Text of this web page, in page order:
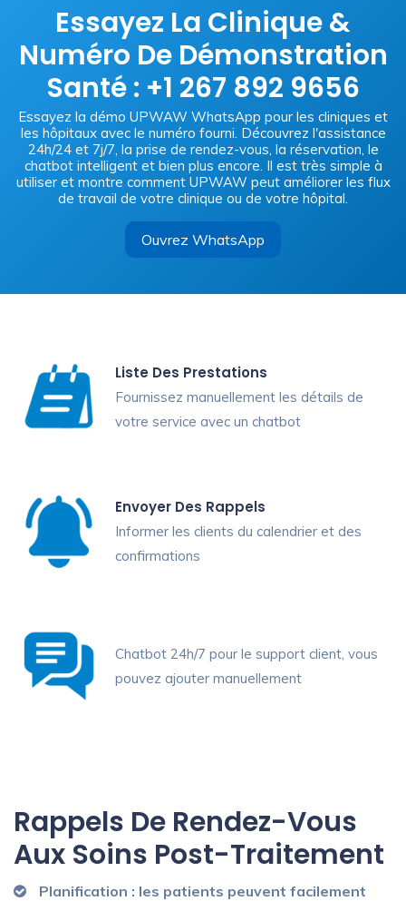
Essayez La Clinique &
Numéro De Démonstration
Santé : +1 267 892 9656
Essayez la démo UPWAW WhatsApp pour les cliniques et
les hôpitaux avec le numéro fourni. Découvrez l'assistance
24h/24 et 7j/7, la prise de rendez-vous, la réservation, le
chatbot intelligent et bien plus encore. Il est très simple à
utiliser et montre comment UPWAW peut améliorer les flux
de travail de votre clinique ou de votre hôpital.
Ouvrez WhatsApp
Liste Des Prestations
Fournissez manuellement les détails de
votre service avec un chatbot
Envoyer Des Rappels
Informer les clients du calendrier et des
confirmations
Chatbot 24h/7 pour le support client, vous
pouvez ajouter manuellement
Rappels De Rendez-Vous
Aux Soins Post-Traitement
Planification : les patients peuvent facilement